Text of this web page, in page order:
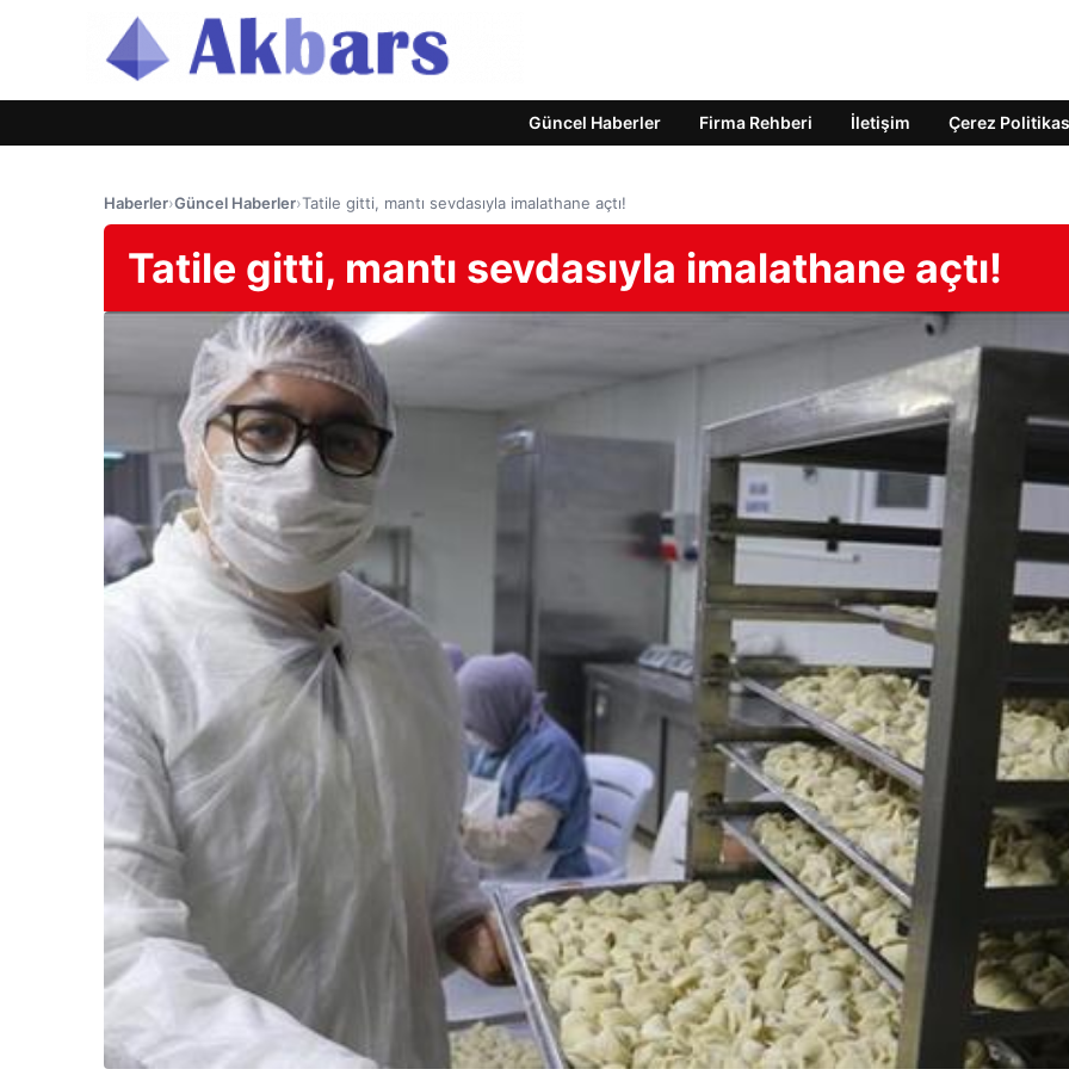
Güncel Haberler Firma Rehberi İletişim Çerez
Haberler›Güncel Haberler›Tatile gitti, mantı sevdasıyla imalathane açtı!
Tatile gitti, mantı sevdasıyla imalathane açtı!